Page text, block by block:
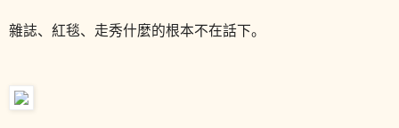
雜誌、紅毯、走秀什麼的根本不在話下。